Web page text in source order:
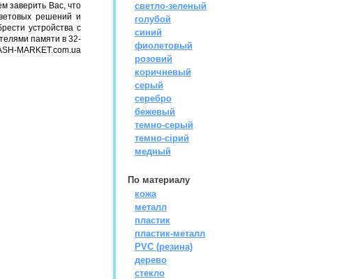
заверить Вас, что
решений и
устройства с
памяти в 32-
MARKET.com.ua
светло-зеленый
голубой
синий
фиолетовый
розовий
коричневый
серый
серебро
бежевый
темно-серый
темно-сірий
медный
По материалу
кожа
металл
пластик
пластик-металл
PVC (резина)
дерево
стекло